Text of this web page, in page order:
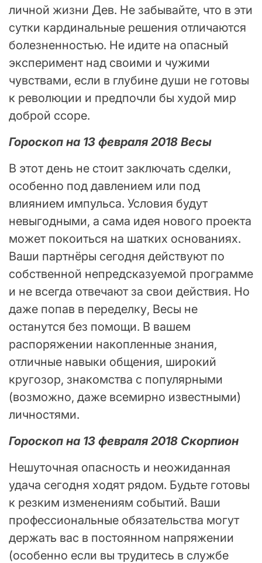
личной жизни Дев. Не забывайте, что в эти
сутки кардинальные решения отличаются
болезненностью. Не идите на опасный
эксперимент над своими и чужими
чувствами, если в глубине души не готовы
к революции и предпочли бы худой мир
доброй ссоре.
Гороскоп на 13 февраля 2018 Весы
В этот день не стоит заключать сделки,
особенно под давлением или под
влиянием импульса. Условия будут
невыгодными, а сама идея нового проекта
может покоиться на шатких основаниях.
Ваши партнёры сегодня действуют по
собственной непредсказуемой программе
и не всегда отвечают за свои действия. Но
даже попав в переделку, Весы не
останутся без помощи. В вашем
распоряжении накопленные знания,
отличные навыки общения, широкий
кругозор, знакомства с популярными
(возможно, даже всемирно известными)
личностями.
Гороскоп на 13 февраля 2018 Скорпион
Нешуточная опасность и неожиданная
удача сегодня ходят рядом. Будьте готовы
к резким изменениям событий. Ваши
профессиональные обязательства могут
держать вас в постоянном напряжении
(особенно если вы трудитесь в службе